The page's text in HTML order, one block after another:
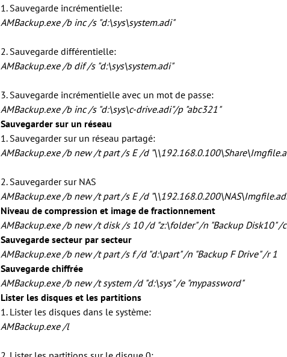
1. Sauvegarde incrémentielle:
AMBackup.exe/b inc/s "d:\sys\system.adi"
2. Sauvegarde différentielle:
AMBackup.exe/b dif/s "d:\sys\system.adi"
3. Sauvegarde incrémentielle avec un mot de passe:
AMBackup.exe/b inc/s "d:\sys\c-drive.adi"/p "abc321"
Sauvegarder sur un réseau
1. Sauvegarder sur un réseau partagé:
AMBackup.exe /b new /t part /s E /d
2. Sauvegarder sur NAS
AMBackup.exe /b new /t part /s E /d
Niveau de compression et image de fractionnement
AMBackup.exe /b new /t disk /s 10 /d "z:\folder" /n "Backup Disk10"/
Sauvegarde secteur par secteur
AMBackup.exe /b new /t part /s f /d "d:\part" /n "Backup F Drive"/r 1
Sauvegarde chiffrée
AMBackup.exe /b new /t system /d "d:\sys"/e "mypassword"
Lister les disques et les partitions
1. Lister les disques dans le système:
AMBackup.exe/l